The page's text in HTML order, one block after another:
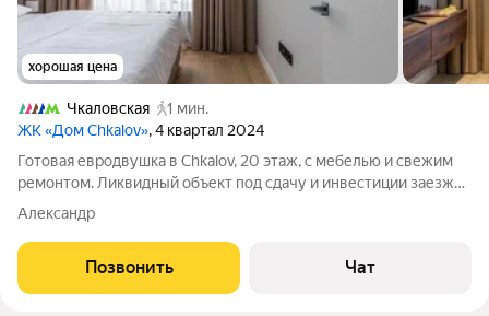
хорошая цена
Чкаловская
1 мин.
ЖК «Дом Chkalov», 4 квартал 2024
Готовая евродвушка в Chkalov, 20 этаж, с мебелью и свежим
ремонтом. Ликвидный объект под сдачу и инвестиции заезжай
или сдавай хоть завтра. 29,9 млн, дешевле готовых в доме.
Метро 2 минуты. Поможем настроить поток арендаторов.
Предлагаю стильный и
Александр
Позвонить Чат